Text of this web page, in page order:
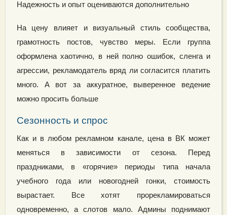
Надежность и опыт оцениваются дополнительно
На цену влияет и визуальный стиль сообщества,
грамотность постов, чувство меры. Если группа
оформлена хаотично, в ней полно ошибок, сленга и
агрессии, рекламодатель вряд ли согласится платить
много. А вот за аккуратное, выверенное ведение
можно просить больше
Сезонность и спрос
Как и в любом рекламном канале, цена в ВК может
меняться в зависимости от сезона. Перед
праздниками, в «горячие» периоды типа начала
учебного года или новогодней гонки, стоимость
вырастает. Все хотят прорекламироваться
одновременно, а слотов мало. Админы поднимают